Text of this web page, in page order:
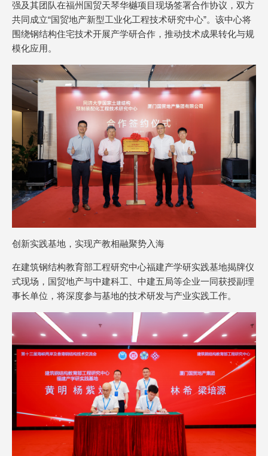
强及其团队在福州国贸天琴华樾项目现场签署合作协议，双方
共同成立“国贸地产新型工业化工程技术研究中心”。该中心将
围绕钢结构住宅技术开展产学研合作，推动技术成果转化与规
模化应用。
创新实践基地，实现产教相融聚势入海
在建筑钢结构教育部工程研究中心福建产学研实践基地揭牌仪
式现场，国贸地产与中建科工、中建五局等企业一同获授副理
事长单位，将深度参与基地的技术研发与产业实践工作。